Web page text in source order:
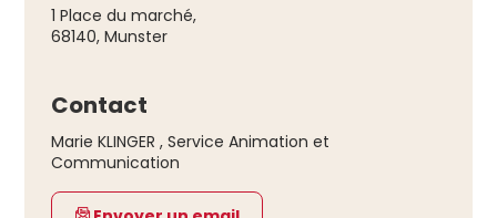
1 Place du marché,
68140, Munster
Contact
Marie KLINGER , Service Animation et
Communication